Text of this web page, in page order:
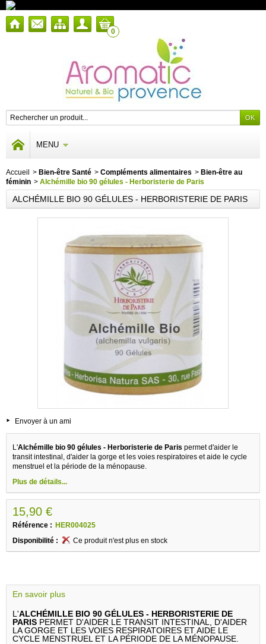
0
MENU
Accueil > Bien-être Santé > Compléments alimentaires > Bien-être au
féminin > Alchémille bio 90 gélules - Herboristerie de Paris
ALCHÉMILLE BIO 90 GÉLULES - HERBORISTERIE DE PARIS
Envoyer à un ami
L'Alchémille bio 90 gélules - Herboristerie de Paris permet d'aider le
transit intestinal, d'aider la gorge et les voies respiratoires et aide le cycle
menstruel et la période de la ménopause.
Plus de détails...
15,90 €
Référence : HER004025
Disponibilité :
Ce produit n'est plus en stock
En savoir plus
L'ALCHÉMILLE BIO 90 GÉLULES - HERBORISTERIE DE
PARIS PERMET D'AIDER LE TRANSIT INTESTINAL, D'AIDER
LA GORGE ET LES VOIES RESPIRATOIRES ET AIDE LE
CYCLE MENSTRUEL ET LA PÉRIODE DE LA MÉNOPAUSE.